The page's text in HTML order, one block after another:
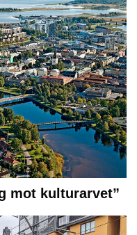
mot kulturarvet”